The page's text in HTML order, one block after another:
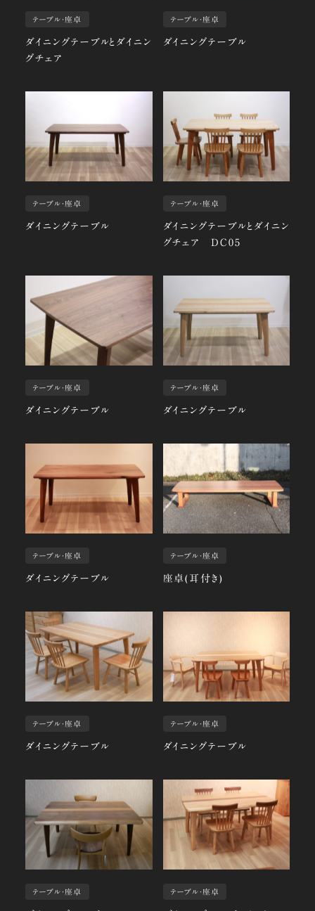
テーブル・座卓
ダイニングテーブルとダイニン
グチェア
テーブル・座卓
ダイニングテーブル
テーブル・座卓
ダイニングテーブル
テーブル・座卓
ダイニングテーブルとダイニン
グチェア DC05
テーブル・座卓
ダイニングテーブル
テーブル・座卓
ダイニングテーブル
テーブル・座卓
ダイニングテーブル
テーブル・座卓
座卓(耳付き)
テーブル・座卓
ダイニングテーブル
テーブル・座卓
ダイニングテーブル
テーブル・座卓 テーブル・座卓